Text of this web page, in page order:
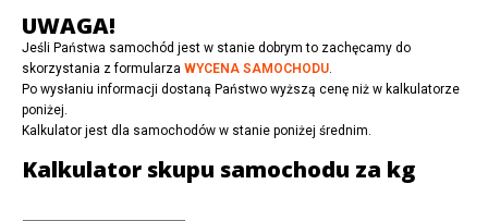
UWAGA!
Jeśli Państwa samochód jest w stanie dobrym to zachęcamy do
skorzystania z formularza WYCENA SAMOCHODU.
Po wysłaniu informacji dostaną Państwo wyższą cenę niż w kalkulatorze
poniżej.
Kalkulator jest dla samochodów w stanie poniżej średnim.
Kalkulator skupu samochodu za kg